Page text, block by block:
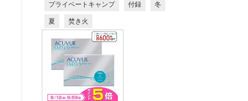
プライベートキャンプ 付録 冬
夏 焚き火